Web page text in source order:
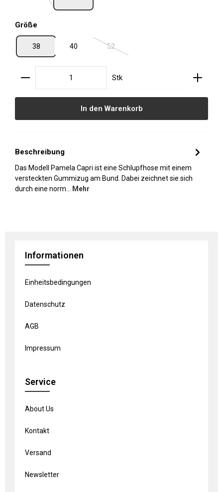
Größe
38 40 52(Diese Option ist zurzeit nicht
Produkt Anzahl: Gib den gewünschten Wert ein
Stk
In den Warenkorb
Beschreibung
Das Modell Pamela Capri ist eine Schlupfhose mit einem
versteckten Gummizug am Bund. Dabei zeichnet sie sich
durch eine norm… Mehr
Informationen
Einheitsbedingungen
Datenschutz
AGB
Impressum
Service
About Us
Kontakt
Versand
Newsletter